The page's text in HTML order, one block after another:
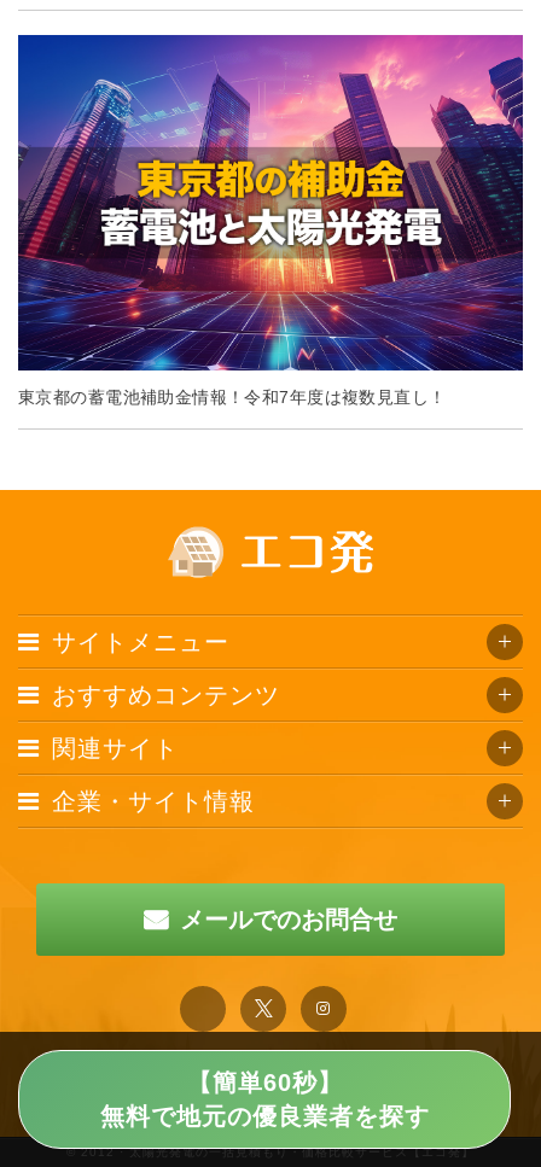
東京都の蓄電池補助金情報！令和7年度は複数見直し！
【簡単60秒】
無料で地元の優良業者を探す
サイトメニュー
おすすめコンテンツ
関連サイト
企業・サイト情報
メールでのお問合せ
© 2012 · 太陽光発電の一括見積もり・価格比較サービス【エコ発】